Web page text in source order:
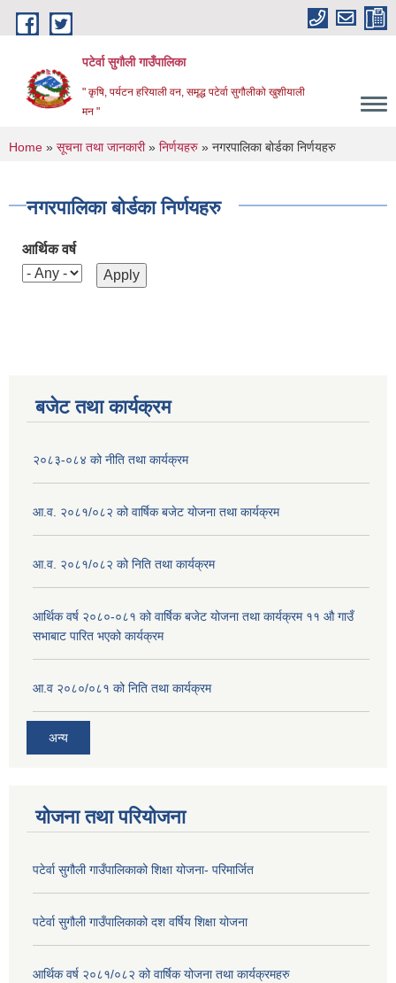
Skip to main content
पटेर्वा सुगौली गाउँपालिका
" कृषि, पर्यटन हरियाली वन, समृद्ध पटेर्वा सुगौलीको खुशीयाली
मन "
You are here
Home » सूचना तथा जानकारी» निर्णयहरु » नगरपालिका बोर्डका निर्णयहरु
नगरपालिका बोर्डका निर्णयहरु
आर्थिक वर्ष
बजेट तथा कार्यक्रम
२०८३-०८४ को नीति तथा कार्यक्रम
आ.व. २०८१/०८२ को वार्षिक बजेट योजना तथा कार्यक्रम
आ.व. २०८१/०८२ को निति तथा कार्यक्रम
आर्थिक वर्ष २०८०-०८१ को वार्षिक बजेट योजना तथा कार्यक्रम ११ औ गाउँ
सभाबाट पारित भएको कार्यक्रम
आ.व २०८०/०८१ को निति तथा कार्यक्रम
अन्य
योजना तथा परियोजना
पटेर्वा सुगौली गाउँपालिकाको शिक्षा योजना- परिमार्जित
पटेर्वा सुगौली गाउँपालिकाको दश वर्षिय शिक्षा योजना
आर्थिक वर्ष २०८१/०८२ को वार्षिक योजना तथा कार्यक्रमहरु